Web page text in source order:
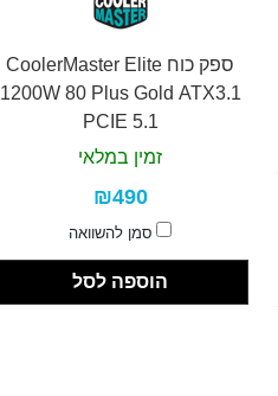
ספק כוח CoolerMaster Elite
1200W 80 Plus Gold ATX3.1
PCIE 5.1
זמין במלאי
₪490
סמן להשוואה
הוספה לסל